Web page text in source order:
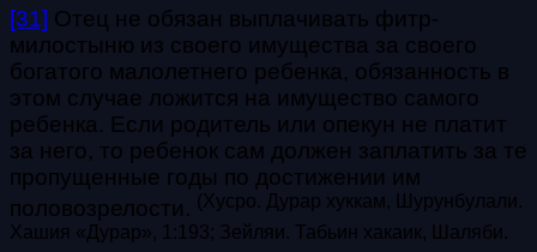
[31] Отец не обязан выплачивать фитр-
милостыню из своего имущества за своего
богатого малолетнего ребенка, обязанность в
этом случае ложится на имущество самого
ребенка. Если родитель или опекун не платит
за него, то ребенок сам должен заплатить за те
пропущенные годы по достижении им
половозрелости. (Хусро. Дурар хуккам, Шурунбулали.
Хашия «Дурар», 1:193; Зейляи. Табьин хакаик,
Шаляби.